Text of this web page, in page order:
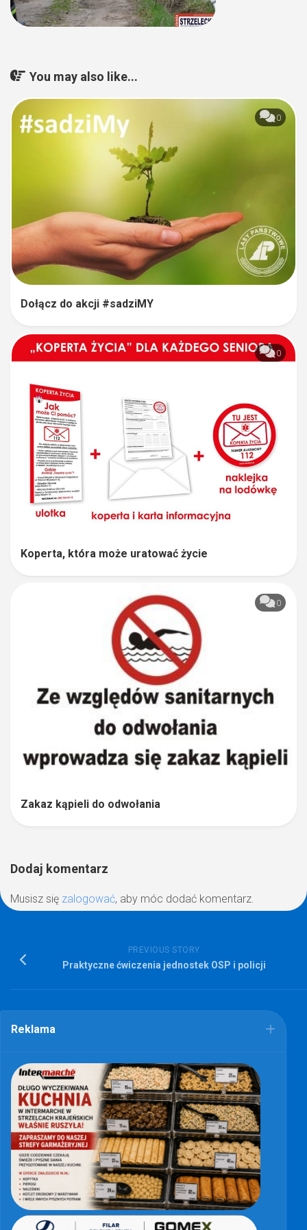
You may also like...
0
Dołącz do akcji #sadziMY
0
Koperta, która może uratować życie
0
Zakaz kąpieli do odwołania
Dodaj komentarz
Musisz się zalogować, aby móc dodać komentarz.
PREVIOUS STORY
Praktyczne ćwiczenia jednostek OSP i policji
Reklama